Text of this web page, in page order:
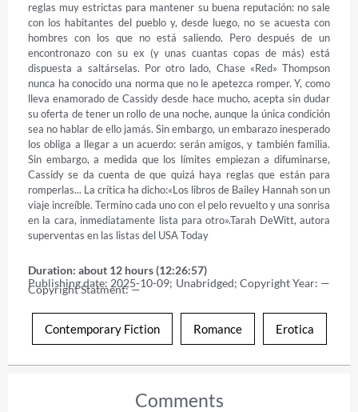
reglas muy estrictas para mantener su buena reputación: no sale
con los habitantes del pueblo y, desde luego, no se acuesta con
hombres con los que no está saliendo. Pero después de un
encontronazo con su ex (y unas cuantas copas de más) está
dispuesta a saltárselas. Por otro lado, Chase «Red» Thompson
nunca ha conocido una norma que no le apetezca romper. Y, como
lleva enamorado de Cassidy desde hace mucho, acepta sin dudar
su oferta de tener un rollo de una noche, aunque la única condición
sea no hablar de ello jamás. Sin embargo, un embarazo inesperado
los obliga a llegar a un acuerdo: serán amigos, y también familia.
Sin embargo, a medida que los límites empiezan a difuminarse,
Cassidy se da cuenta de que quizá haya reglas que están para
romperlas... La crítica ha dicho:«Los libros de Bailey Hannah son un
viaje increíble. Termino cada uno con el pelo revuelto y una sonrisa
en la cara, inmediatamente lista para otro».Tarah DeWitt, autora
superventas en las listas del USA Today
Duration: about 12 hours (12:26:57)
Publishing date: 2025-10-09; Unabridged; Copyright Year: —
Copyright Statment: —
Contemporary Fiction Romance Erotica
Comments